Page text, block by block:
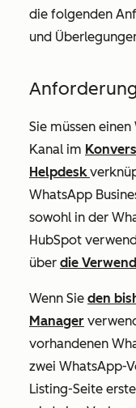
die folgenden
und
Sie müssen
Kanal im
Helpdesk
WhatsApp
sowohl in der
HubSpot
über die
Wenn Sie den
Manager
vorhandenen
zwei WhatsApp-
Listing-Seite